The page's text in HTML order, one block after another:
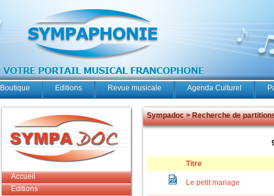
Boutique Editions Revue musicale Agenda Culturel
Accueil
Editions
Sympadoc > Recherche de
Titre
Le petit mariage